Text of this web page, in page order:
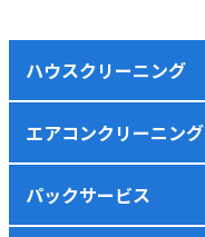
ハウスクリーニング
エアコンクリーニング
パックサービス